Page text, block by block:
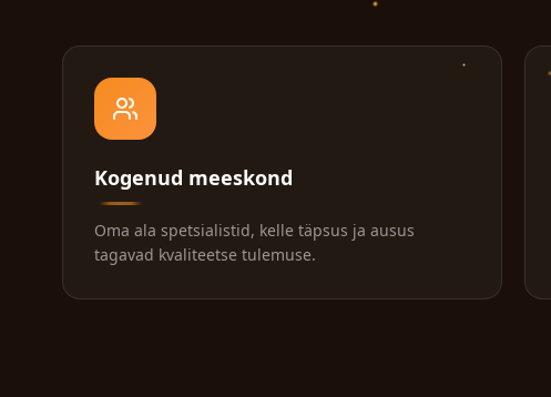
Kogenud meeskond
Oma ala spetsialistid, kelle täpsus ja ausus
tagavad kvaliteetse tulemuse.